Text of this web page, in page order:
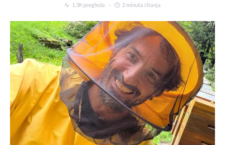
1.3K pregleda 2 minuta čitanja